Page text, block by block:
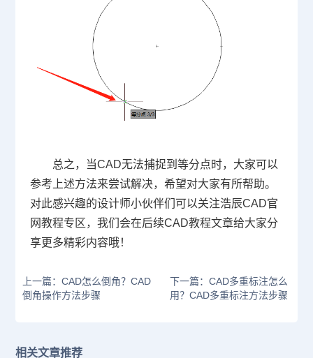
总之，当CAD无法捕捉到等分点时，大家可以
参考上述方法来尝试解决，希望对大家有所帮助。
对此感兴趣的设计师小伙伴们可以关注浩辰CAD官
网教程专区，我们会在后续CAD教程文章给大家分
享更多精彩内容哦！
上一篇：CAD怎么倒角？CAD
倒角操作方法步骤
下一篇：CAD多重标注怎么
用？CAD多重标注方法步骤
相关文章推荐